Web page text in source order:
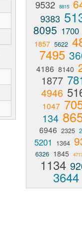
9532 8815
9383
8095 1700
1857 5622
7495
4186 8140
1877
4946
1047
134
6946 2325
5201 1364
6326 1845
1134
3644